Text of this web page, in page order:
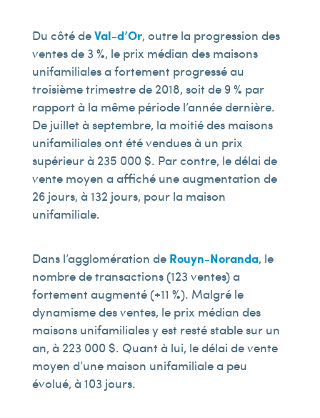
Du côté deVal-d’Or, outre la progression des
ventes de 3 %, le prix médian des maisons
unifamiliales a fortement progressé au
troisième trimestre de 2018, soit de 9 % par
rapport à la même période l’année dernière.
De juillet à septembre, la moitié des maisons
unifamiliales ont été vendues à un prix
supérieur à 235 000 $. Par contre, le délai de
vente moyen a affiché une augmentation de
26 jours, à 132 jours, pour la maison
unifamiliale.
Dans l’agglomération de Rouyn-Noranda, le
nombre de transactions (123 ventes) a
fortement augmenté (+11 %). Malgré le
dynamisme des ventes, le prix médian des
maisons unifamiliales y est resté stable sur un
an, à 223 000 $. Quant à lui, le délai de vente
moyen d’une maison unifamiliale a peu
évolué, à 103 jours.